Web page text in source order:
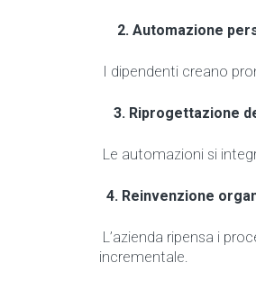
2. Automazione
I dipendenti creano
3. Riprogettazione
Le automazioni si
4. Reinvenzione
L’azienda ripensa i
incrementale.